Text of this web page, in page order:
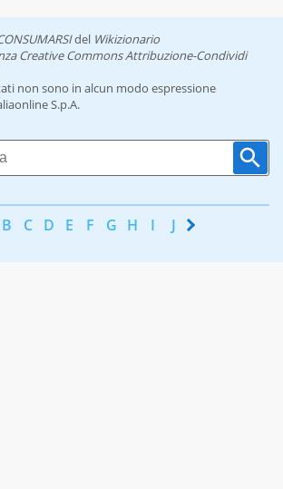
del Wikizionario
Creative Commons Attribuzione-Condividi
non sono in alcun modo espressione
S.p.A.
B C D E F G H I J K